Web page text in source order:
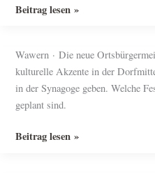
Gemeinderat
Ausbau
der
K132
Ortsdurchfahrt
Beitrag lesen »
Wawern · Die neue
kulturelle Akzente in der
in der Synagoge geben. Welche
geplant sind.
Wieder
Beitrag lesen »